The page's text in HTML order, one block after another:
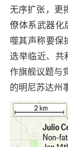
无序扩张，更
僚体系武器化
噬其声称要保
选举临近、共
作旗舰议题与
的明尼苏达州